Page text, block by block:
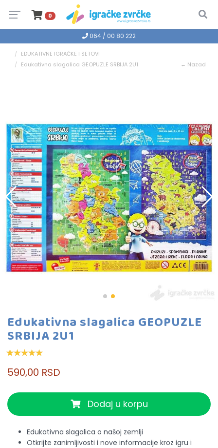
0
064 / 00 80 222
EDUKATIVNE IGRAČKE I SETOVI
Edukativna slagalica GEOPUZLE SRBIJA 2U1
← Nazad
Edukativna slagalica GEOPUZLE
SRBIJA 2U1
590,00 RSD
Dodaj u korpu
Edukativna slagalica o našoj zemlji
Otkrijte zanimljivosti i nove informacije kroz igru i